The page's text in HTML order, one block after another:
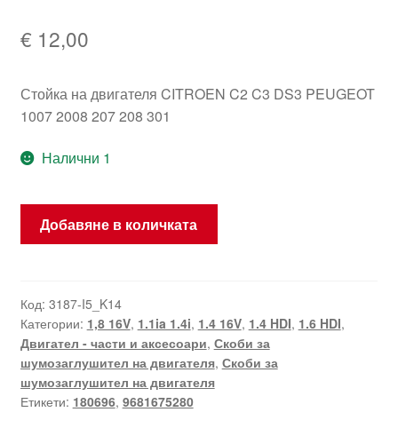
€ 12,00
Стойка на двигателя CITROEN C2 C3 DS3 PEUGEOT
1007 2008 207 208 301
Налични 1
количество
Двигател
За
Citroën
Peugeot
9681675280
Добавяне в количката
Код: 3187-I5_K14
Категории: 1,8 16V, 1.1ia 1.4i, 1.4 16V, 1.4 HDI, 1.6 HDI,
Двигател - части и аксесоари, Скоби за
шумозаглушител на двигателя, Скоби за
шумозаглушител на двигателя
Етикети: 180696, 9681675280